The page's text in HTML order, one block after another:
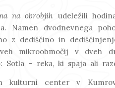
na obrobjih udeležili
Namen dvodnevnega
z dediščino in
mikroobmočij v dveh
Sotla – reka, ki spaja ali
kulturni center v